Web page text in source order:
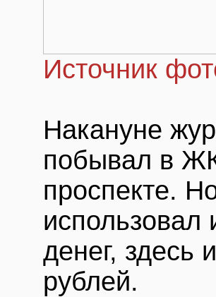
Источник
Накануне
побывал в
проспекте.
использовал
денег,
рублей.